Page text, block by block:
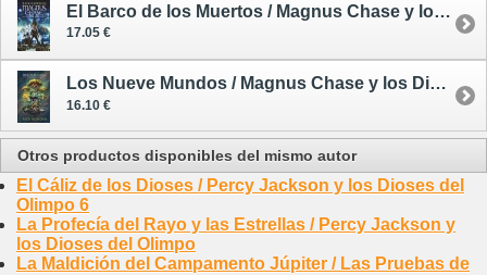
El Barco de los Muertos / Magnus Chase y los Dioses de Asgard 3
17.05 €
Los Nueve Mundos / Magnus Chase y los Dioses de Asgard 4
16.10 €
Otros productos disponibles del mismo autor
El Cáliz de los Dioses / Percy Jackson y los Dioses del
Olimpo 6
La Profecía del Rayo y las Estrellas / Percy Jackson y
los Dioses del Olimpo
La Maldición del Campamento Júpiter / Las Pruebas de